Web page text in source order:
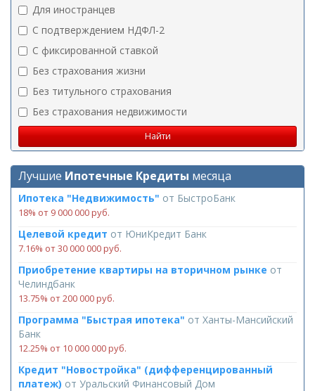
Для иностранцев
C подтверждением НДФЛ-2
C фиксированной ставкой
Без страхования жизни
Без титульного страхования
Без страхования недвижимости
Лучшие Ипотечные Кредиты месяца
Ипотека "Недвижимость" от БыстроБанк
18% от 9 000 000 руб.
Целевой кредит от ЮниКредит Банк
7.16% от 30 000 000 руб.
Приобретение квартиры на вторичном рынке от
Челиндбанк
13.75% от 200 000 руб.
Программа "Быстрая ипотека" от Ханты-Мансийский
Банк
12.25% от 10 000 000 руб.
Кредит "Новостройка" (дифференцированный
платеж) от Уральский Финансовый Дом